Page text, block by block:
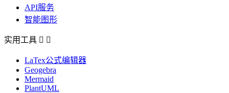
API服务
智能图形
实用工具  
LaTex公式编辑器
Geogebra
Mermaid
PlantUML